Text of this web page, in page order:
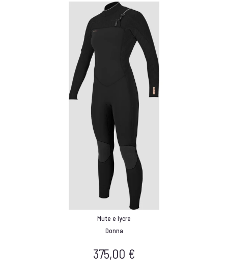
Mute e lycre
Donna
375,00 €